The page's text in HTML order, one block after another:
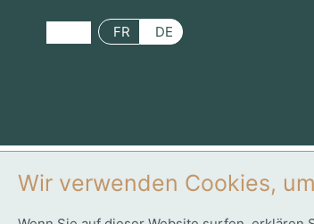
FR DE
0
Wir verwenden Cookies,